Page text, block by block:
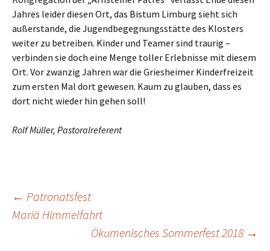
Jahres leider diesen Ort, das Bistum Limburg sieht sich
außerstande, die Jugendbegegnungsstätte des Klosters
weiter zu betreiben. Kinder und Teamer sind traurig –
verbinden sie doch eine Menge toller Erlebnisse mit diesem
Ort. Vor zwanzig Jahren war die Griesheimer Kinderfreizeit
zum ersten Mal dort gewesen. Kaum zu glauben, dass es
dort nicht wieder hin gehen soll!
Rolf Müller, Pastoralreferent
Beitragsnavigation
← Patronatsfest
Mariä Himmelfahrt
Ökumenisches Sommerfest 2018 →